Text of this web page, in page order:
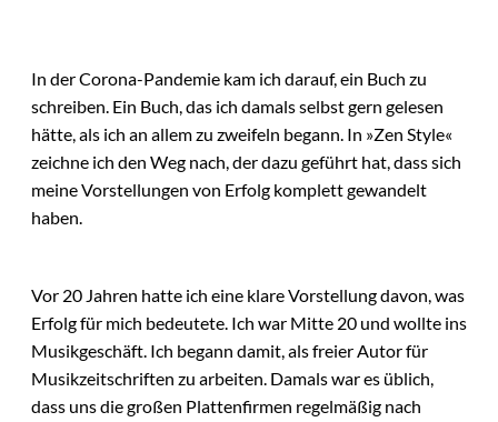
In der Corona-Pandemie kam ich darauf, ein Buch zu
schreiben. Ein Buch, das ich damals selbst gern gelesen
hätte, als ich an allem zu zweifeln begann. In »Zen Style«
zeichne ich den Weg nach, der dazu geführt hat, dass sich
meine Vorstellungen von Erfolg komplett gewandelt
haben.
Vor 20 Jahren hatte ich eine klare Vorstellung davon, was
Erfolg für mich bedeutete. Ich war Mitte 20 und wollte ins
Musikgeschäft. Ich begann damit, als freier Autor für
Musikzeitschriften zu arbeiten. Damals war es üblich,
dass uns die großen Plattenfirmen regelmäßig nach